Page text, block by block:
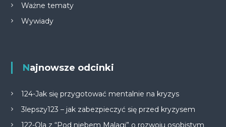
Ważne tematy
Wywiady
Najnowsze odcinki
124-Jak się przygotować mentalnie na kryzys
3lepszy123 – jak zabezpieczyć się przed kryzysem
122-Ola z “Pod niebem Malagi” o rozwoju osobistym